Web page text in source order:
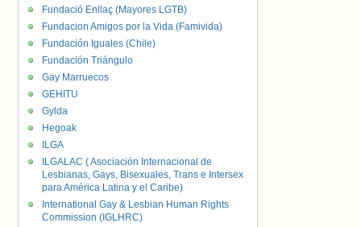
Fundació Enllaç (Mayores LGTB)
Fundacion Amigos por la Vida (Famivida)
Fundación Iguales (Chile)
Fundación Triángulo
Gay Marruecos
GEHITU
Gylda
Hegoak
ILGA
ILGALAC ( Asociación Internacional de
Lesbianas, Gays, Bisexuales, Trans e Intersex
para América Latina y el Caribe)
International Gay & Lesbian Human Rights
Commission (IGLHRC)